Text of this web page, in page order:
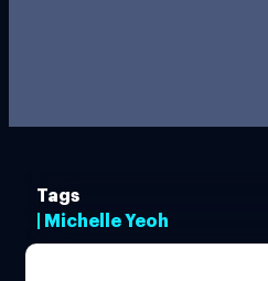
Tags
| Michelle Yeoh